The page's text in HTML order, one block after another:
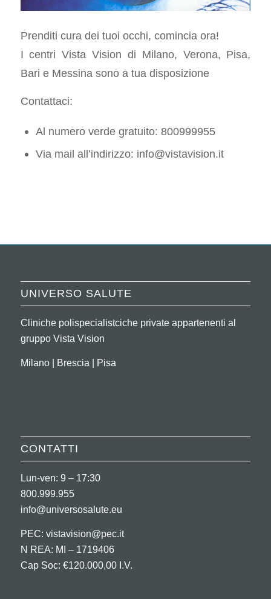
Prenditi cura dei tuoi occhi, comincia ora!
I centri Vista Vision di Milano, Verona, Pisa,
Bari e Messina sono a tua disposizione
Contattaci:
Al numero verde gratuito: 800999955
Via mail all’indirizzo: info@vistavision.it
UNIVERSO SALUTE
Cliniche polispecialistciche private appartenenti al
gruppo Vista Vision
Milano | Brescia | Pisa
CONTATTI
Lun-ven: 9 – 17:30
800.999.955
info@universosalute.eu
PEC: vistavision@pec.it
N REA: MI – 1719406
Cap Soc: €120.000,00 I.V.